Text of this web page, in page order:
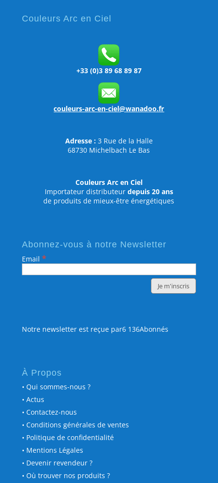
Couleurs Arc en Ciel
+33 (0)3 89 68 89 87
couleurs-arc-en-ciel@wanadoo.fr
Adresse : 3 Rue de la Halle
68730 Michelbach Le Bas
Couleurs Arc en Ciel
Importateur distributeur depuis 20 ans
de produits de mieux-être énergétiques
Abonnez-vous à notre Newsletter
Email *
Notre newsletter est reçue par6 136Abonnés
À Propos
• Qui sommes-nous ?
• Actus
• Contactez-nous
• Conditions générales de ventes
• Politique de confidentialité
• Mentions Légales
• Devenir revendeur ?
• Où trouver nos produits ?